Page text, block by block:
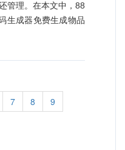
作购物类app方式是
齐的。 二、市面上制
用开放的app制作软
开发的话，花费的资
做私人制作app呢？
现在有很多学习app
技术，但是没有对应
管理。在本文中，88
生成器免费生成物品
7 8
9